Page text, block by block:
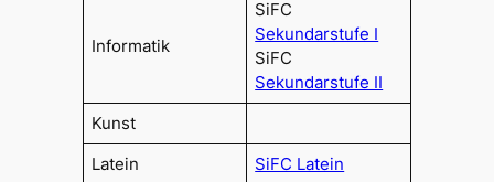
Informatik
SiFC
Sekundarstufe I
SiFC
Sekundarstufe II
Kunst
Latein SiFC Latein